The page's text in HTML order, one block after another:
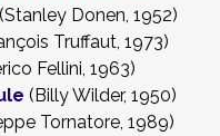
(Stanley Donen, 1952)
Truffaut, 1973)
Fellini, 1963)
(Billy Wilder, 1950)
Tornatore, 1989)